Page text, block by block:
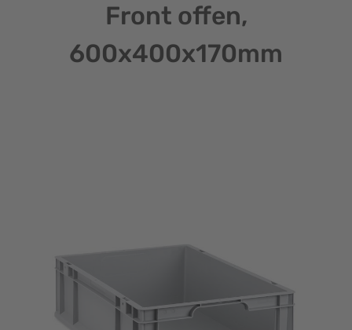
Front offen,
600x400x170mm